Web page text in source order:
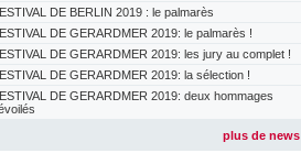
DE BERLIN 2019 : le palmarès
DE GERARDMER 2019: le palmarès !
DE GERARDMER 2019: les jury au complet !
DE GERARDMER 2019: la sélection !
DE GERARDMER 2019: deux hommages
plus de news